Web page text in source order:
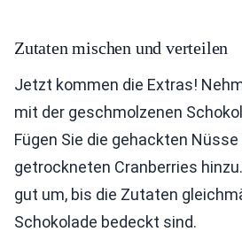
Zutaten mischen und verteilen
Jetzt kommen die Extras!
mit der geschmolzenen
Fügen Sie die gehackten Nüsse
getrockneten Cranberries
gut um, bis die Zutaten
Schokolade bedeckt sind.